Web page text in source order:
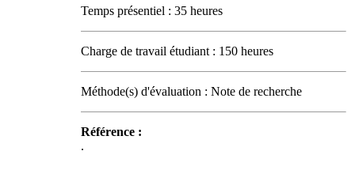
Temps présentiel : 35 heures
Charge de travail étudiant : 150 heures
Méthode(s) d'évaluation : Note de recherche
Référence :
.